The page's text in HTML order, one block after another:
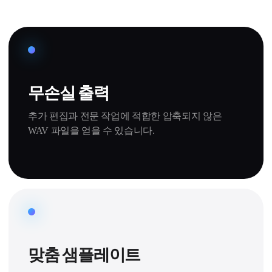
무손실 출력
추가 편집과 전문 작업에 적합한 압축되지 않은
WAV 파일을 얻을 수 있습니다.
맞춤 샘플레이트